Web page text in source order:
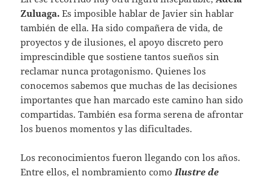
Zuluaga. Es imposible hablar de Javier sin hablar
también de ella. Ha sido compañera de vida, de
proyectos y de ilusiones, el apoyo discreto pero
imprescindible que sostiene tantos sueños sin
reclamar nunca protagonismo. Quienes los
conocemos sabemos que muchas de las decisiones
importantes que han marcado este camino han sido
compartidas. También esa forma serena de afrontar
los buenos momentos y las dificultades.
Los reconocimientos fueron llegando con los años.
Entre ellos, el nombramiento comoIlustre de